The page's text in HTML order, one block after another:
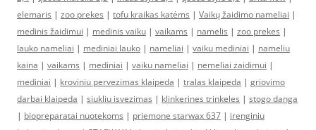
elemaris | zoo prekes | tofu kraikas katėms | Vaikų žaidimo nameliai |
medinis žaidimui | medinis vaiku | vaikams | namelis | zoo prekes |
lauko nameliai | mediniai lauko | nameliai | vaiku mediniai | nameliu
kaina | vaikams | mediniai | vaiku nameliai | nemeliai zaidimui |
mediniai | kroviniu pervezimas klaipeda | tralas klaipeda | griovimo
darbai klaipeda | siukliu isvezimas | klinkerines trinkeles | stogo danga
| biopreparatai nuotekoms | priemone starwax 637 | irenginiu